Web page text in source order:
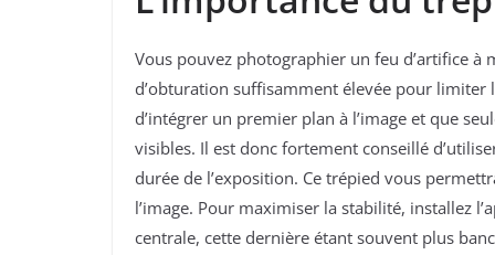
Vous pouvez photographier un feu d’artifice à
d’obturation suffisamment élevée pour limiter
d’intégrer un premier plan à l’image et que
visibles. Il est donc fortement conseillé
durée de l’exposition. Ce trépied vous
l’image. Pour maximiser la stabilité, installez
centrale, cette dernière étant souvent plus